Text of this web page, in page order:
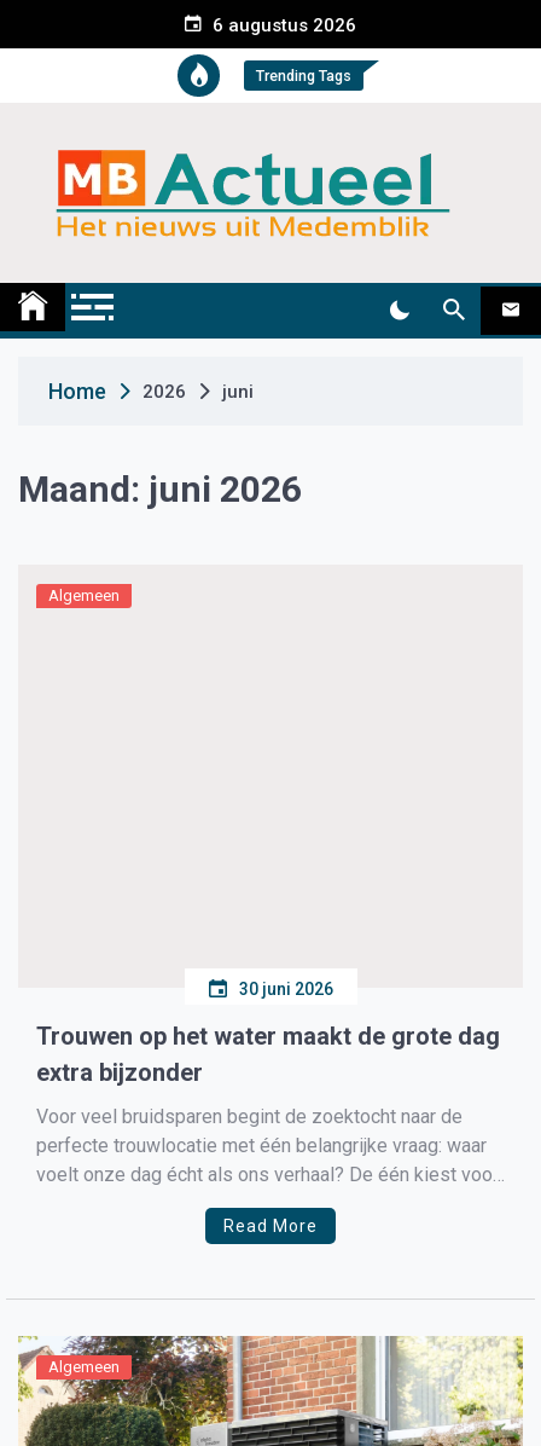
e
t
6 augustus 2026
Trending Tags
Medemblik Actueel
Home 2026 juni
Maand: juni 2026
Algemeen
30 juni 2026
Trouwen op het water maakt de grote dag
extra bijzonder
Voor veel bruidsparen begint de zoektocht naar de
perfecte trouwlocatie met één belangrijke vraag: waar
voelt onze dag écht als ons verhaal? De één kiest voor
een klassieke zaal, de ander voor een landgoed of
strandpaviljoen. Maar wie iets zoekt met karakter,
Read More
Algemeen